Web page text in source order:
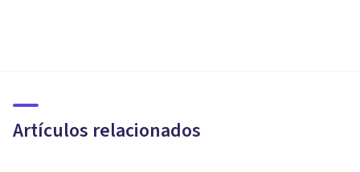
Artículos relacionados
Alimentaria?